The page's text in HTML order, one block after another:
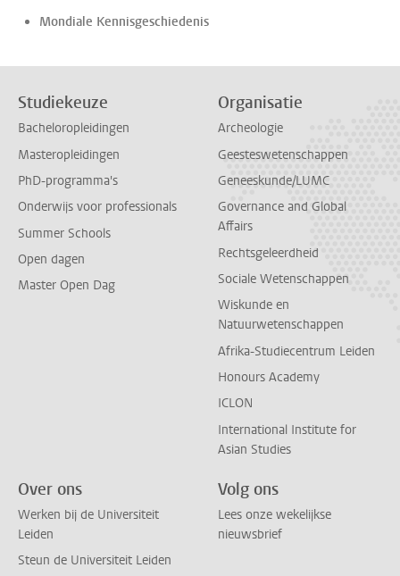
Mondiale Kennisgeschiedenis
Studiekeuze
Bacheloropleidingen
Masteropleidingen
PhD-programma's
Onderwijs voor professionals
Summer Schools
Open dagen
Master Open Dag
Organisatie
Archeologie
Geesteswetenschappen
Geneeskunde/LUMC
Governance and Global
Affairs
Rechtsgeleerdheid
Sociale Wetenschappen
Wiskunde en
Natuurwetenschappen
Afrika-Studiecentrum Leiden
Honours Academy
ICLON
International Institute for
Asian Studies
Over ons
Werken bij de Universiteit
Leiden
Steun de Universiteit Leiden
Volg ons
Lees onze wekelijkse
nieuwsbrief